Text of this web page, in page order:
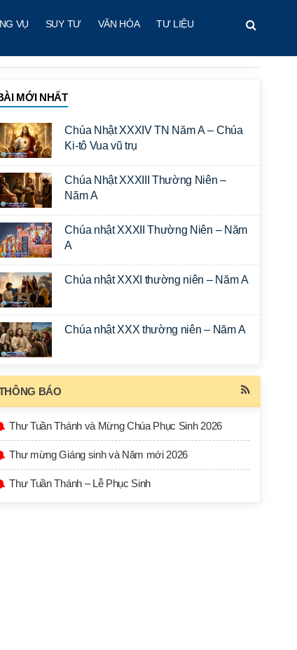
VỤ SUY TƯ VĂN HÓA TƯ LIỆU
MỚI NHẤT
Chúa Nhật XXXIV TN Năm A – Chúa
Ki-tô Vua vũ trụ
Chúa Nhật XXXIII Thường Niên –
Năm A
Chúa nhật XXXII Thường Niên – Năm
A
Chúa nhật XXXI thường niên – Năm A
Chúa nhật XXX thường niên – Năm A
BÁO
Thư Tuần Thánh và Mừng Chúa Phục Sinh 2026
Thư mừng Giáng sinh và Năm mới 2026
Thư Tuần Thánh – Lễ Phục Sinh